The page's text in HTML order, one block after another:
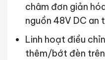
châm đơn giản
nguồn 48V DC an
Linh hoạt điều
thêm/bớt đèn